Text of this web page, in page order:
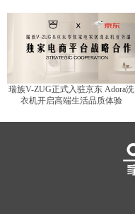
瑞族V-ZUG正式入驻京东 Adora洗
衣机开启高端生活品质体验